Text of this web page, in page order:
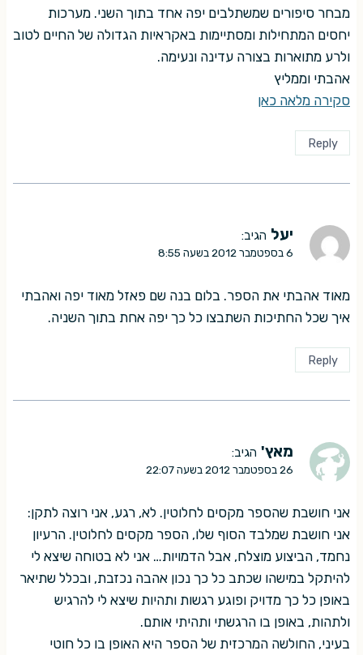
מבחר סיפורים שמשתלבים יפה אחד בתוך השני. מערכות
יחסים המתחילות ומסתיימות באקראיות הגדולה של החיים לטוב
ולרע מתוארות בצורה עדינה ונעימה.
אהבתי וממליץ
סקירה מלאה כאן
Reply
יעל הגיב:
6 בספטמבר 2012 בשעה 8:55
מאוד אהבתי את הספר. בלום בנה שם פאזל מאוד יפה ואהבתי
איך שכל החתיכות השתבצו כל כך יפה אחת בתוך השניה.
Reply
מאץ' הגיב:
26 בספטמבר 2012 בשעה 22:07
אני חושבת שהספר מקסים לחלוטין. לא, רגע, אני רוצה לתקן:
אני חושבת שמלבד הסוף שלו, הספר מקסים לחלוטין. הרעיון
נחמד, הביצוע מוצלח, אבל הדמויות… אני לא בטוחה שיצא לי
להיתקל במישהו שכתב כל כך נכון אהבה נכזבת, ובכלל שתיאר
באופן כל כך מדויק ופוגע רגשות ותהיות שיצא לי להרגיש
ולתהות, באופן בו הרגשתי ותהיתי אותם.
בעיני, החולשה המרכזית של הספר היא האופן בו כל חוטי